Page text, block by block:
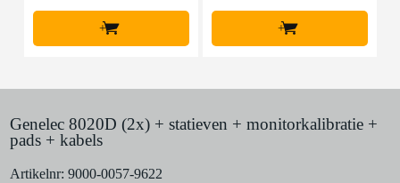
+ +
Genelec 8020D (2x) + statieven + monitorkalibratie +
pads + kabels
Artikelnr: 9000-0057-9622